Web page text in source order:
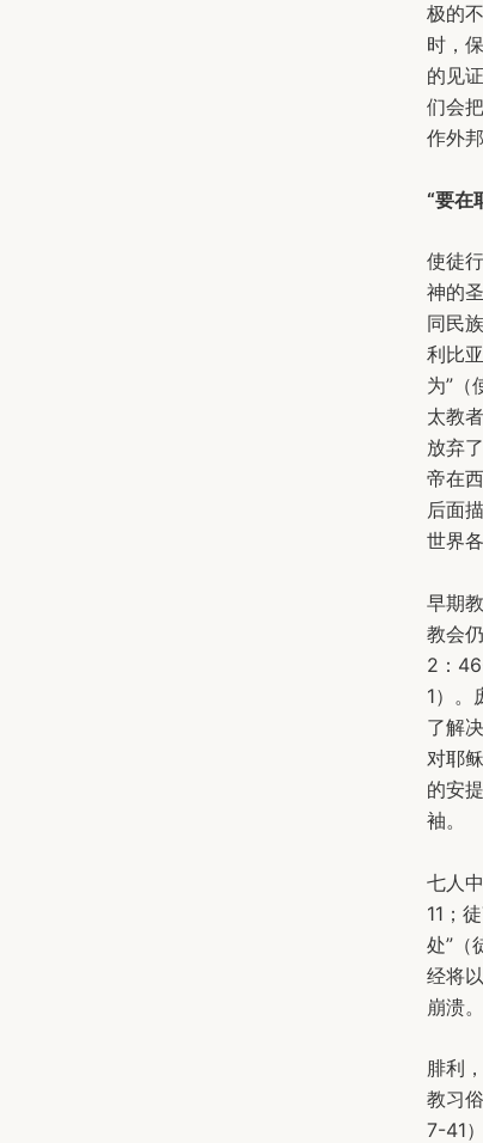
极的
时，
的见
们会
作外
“要在
使徒
神的
同民
利比
为”（
太教
放弃
帝在
后面
世界
早期
教会
2：
1）。
了解
对耶
的安
袖。
七人
11；
处”（
经将
崩溃。
腓利
教习
7-41